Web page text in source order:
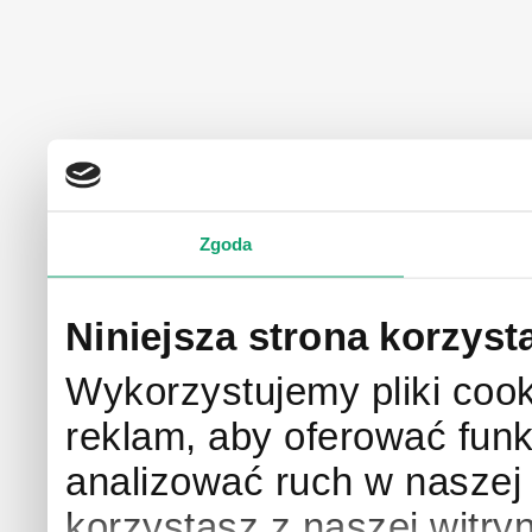
Zgoda
Niniejsza strona
Wykorzystujemy pliki
reklam, aby oferować
analizować ruch w